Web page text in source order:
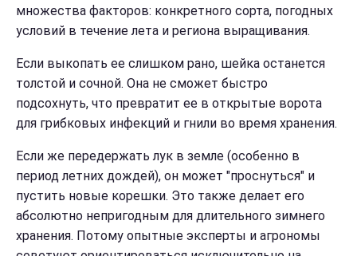
множества факторов: конкретного сорта, погодных
условий в течение лета и региона выращивания.
Если выкопать ее слишком рано, шейка останется
толстой и сочной. Она не сможет быстро
подсохнуть, что превратит ее в открытые ворота
для грибковых инфекций и гнили во время хранения.
Если же передержать лук в земле (особенно в
период летних дождей), он может "проснуться" и
пустить новые корешки. Это также делает его
абсолютно непригодным для длительного зимнего
хранения. Потому опытные эксперты и агрономы